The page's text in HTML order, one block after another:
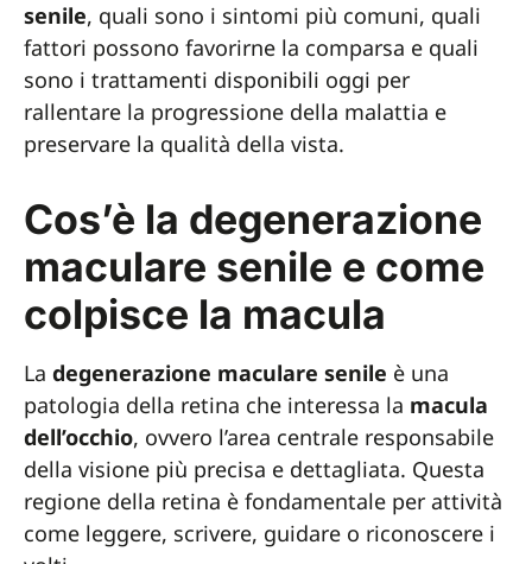
senile, quali sono i sintomi più comuni, quali
fattori possono favorirne la comparsa e quali
sono i trattamenti disponibili oggi per
rallentare la progressione della malattia e
preservare la qualità della vista.
Cos’è la degenerazione
maculare senile e come
colpisce la macula
La degenerazione maculare senile è una
patologia della retina che interessa la macula
dell’occhio, ovvero l’area centrale responsabile
della visione più precisa e dettagliata. Questa
regione della retina è fondamentale per attività
come leggere, scrivere, guidare o riconoscere i